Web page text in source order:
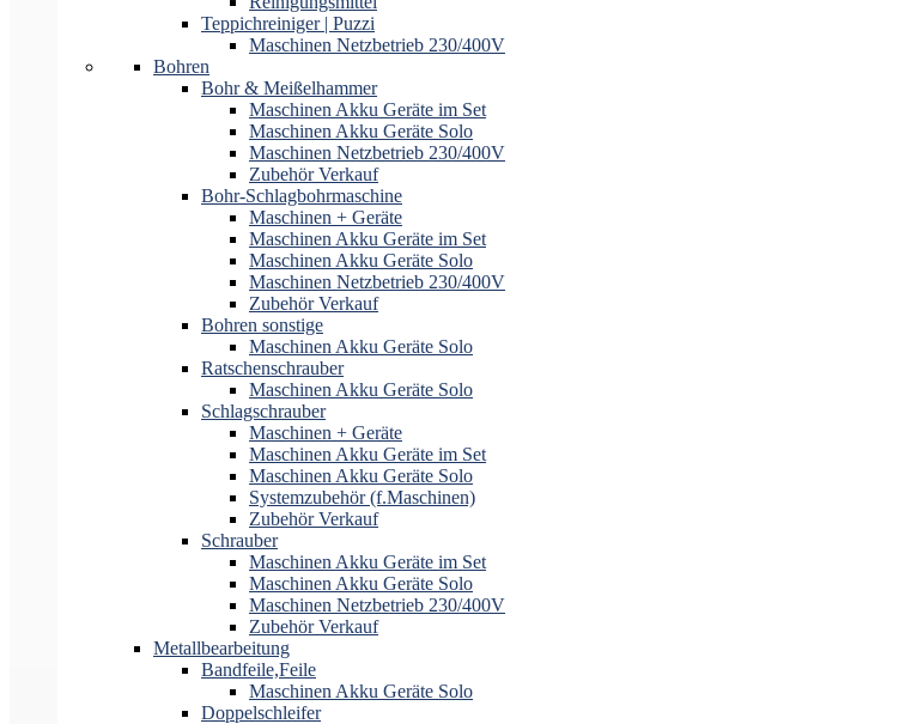
Teppichreiniger | Puzzi
Maschinen Netzbetrieb 230/400V
Bohren
Bohr & Meißelhammer
Maschinen Akku Geräte im Set
Maschinen Akku Geräte Solo
Maschinen Netzbetrieb 230/400V
Zubehör Verkauf
Bohr-Schlagbohrmaschine
Maschinen + Geräte
Maschinen Akku Geräte im Set
Maschinen Akku Geräte Solo
Maschinen Netzbetrieb 230/400V
Zubehör Verkauf
Bohren sonstige
Maschinen Akku Geräte Solo
Ratschenschrauber
Maschinen Akku Geräte Solo
Schlagschrauber
Maschinen + Geräte
Maschinen Akku Geräte im Set
Maschinen Akku Geräte Solo
Systemzubehör (f.Maschinen)
Zubehör Verkauf
Schrauber
Maschinen Akku Geräte im Set
Maschinen Akku Geräte Solo
Maschinen Netzbetrieb 230/400V
Zubehör Verkauf
Metallbearbeitung
Bandfeile,Feile
Maschinen Akku Geräte Solo
Doppelschleifer